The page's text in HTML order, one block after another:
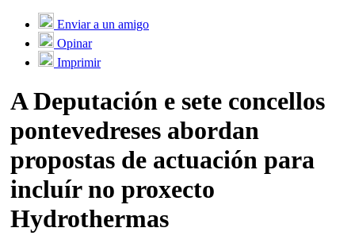
Enviar a un amigo
Opinar
Imprimir
A Deputación e sete concellos
pontevedreses abordan
propostas de actuación para
incluír no proxecto
Hydrothermas